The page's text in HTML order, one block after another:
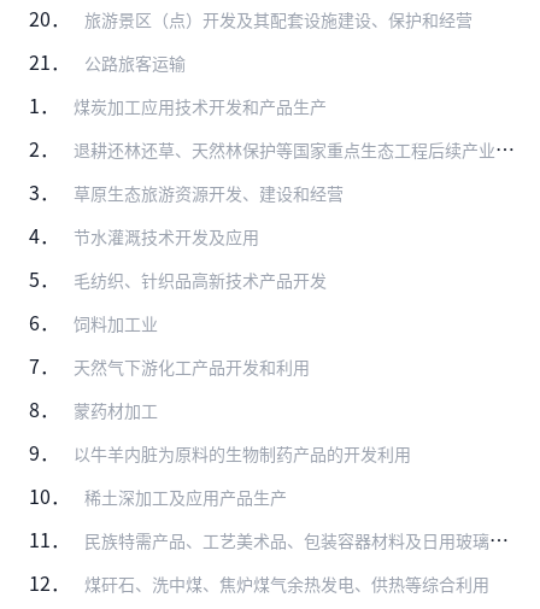
20． 旅游景区（点）开发及其配套设施建设、保护和经营
21． 公路旅客运输
1． 煤炭加工应用技术开发和产品生产
2． 退耕还林还草、天然林保护等国家重点生态工程后续产业开发
3． 草原生态旅游资源开发、建设和经营
4． 节水灌溉技术开发及应用
5． 毛纺织、针织品高新技术产品开发
6． 饲料加工业
7． 天然气下游化工产品开发和利用
8． 蒙药材加工
9． 以牛羊内脏为原料的生物制药产品的开发利用
10． 稀土深加工及应用产品生产
11． 民族特需产品、工艺美术品、包装容器材料及日用玻璃制品生产
12． 煤矸石、洗中煤、焦炉煤气余热发电、供热等综合利用